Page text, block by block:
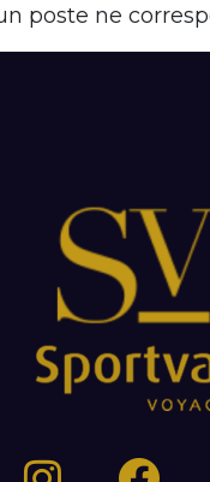
poste ne